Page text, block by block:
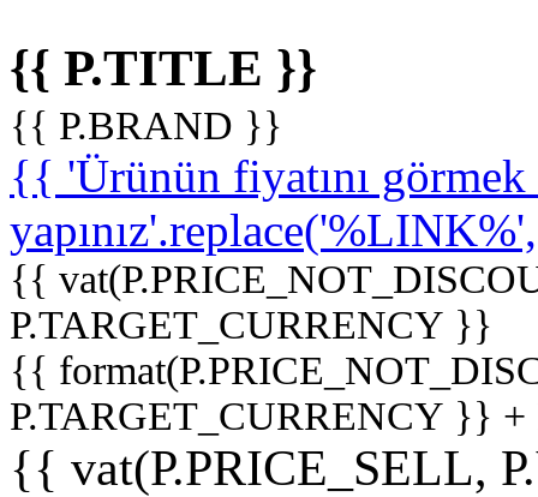
{{ P.TITLE }}
{{ P.BRAND }}
{{ 'Ürünün fiyatını
{{
P.TARGET_CURRENCY }}
{{
P.TARGET_CURRENCY }}
{{ vat(P.PRICE_SELL,